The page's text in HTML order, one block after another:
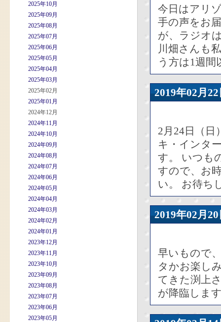
2025年10月
2025年09月
2025年08月
2025年07月
2025年06月
2025年05月
2025年04月
2025年03月
2025年02月
2025年01月
2024年12月
2024年11月
2024年10月
2024年09月
2024年08月
2024年07月
2024年06月
2024年05月
2024年04月
2024年03月
2024年02月
2024年01月
2023年12月
2023年11月
2023年10月
2023年09月
2023年08月
2023年07月
2023年06月
2023年05月
今日はアリ
手の声をお
が、ラジオ
川畑さんも
う方は1週
2019年02
2月24日（日
キ・インタ
す。 いつも
すので、お
い。 お待ち
2019年02
早いもので
タかお楽し
てきた渕上
が降臨しま